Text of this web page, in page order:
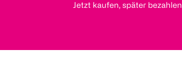
Jetzt kaufen, später bezahlen